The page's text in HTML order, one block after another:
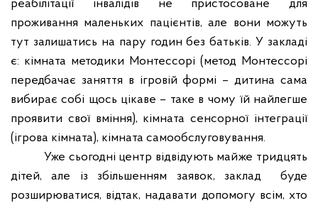
реабілітації інвалідів не пристосоване для
проживання маленьких пацієнтів, але вони можуть
тут залишатись на пару годин без батьків. У закладі
є: кімната методики Монтессорі (метод Монтессорі
передбачає заняття в ігровій формі – дитина сама
вибирає собі щось цікаве – таке в чому їй найлегше
проявити свої вміння), кімната сенсорної інтеграції
(ігрова кімната), кімната самообслуговування.
Уже сьогодні центр відвідують майже тридцять
дітей, але із збільшенням заявок, заклад
буде
розширюватися, відтак, надавати допомогу всім, хто